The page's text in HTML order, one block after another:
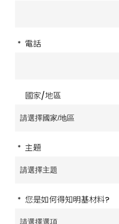
* 電話
國家/地區
* 主題
* 您是如何得知明基材料?